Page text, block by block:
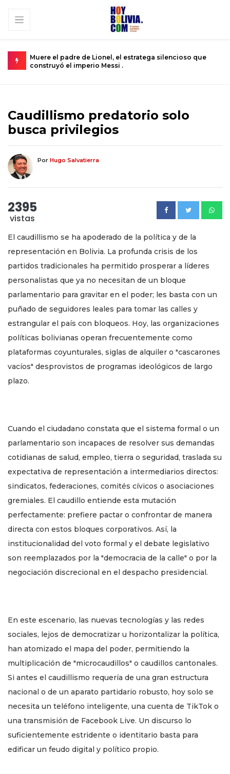
que
Urkupiña: El valle donde la piedra brota milagros y la
se convierte en realidad .
Caudillismo predatorio solo
busca privilegios
Por Hugo Salvatierra
2395
vistas
El caudillismo se ha apoderado de la política y de la
representación en Bolivia. La profunda crisis de los
partidos tradicionales ha permitido prosperar a líderes
personalistas que ya no necesitan de un bloque
parlamentario para gravitar en el poder; les basta con un
puñado de seguidores leales para tomar las calles y
estrangular el país con bloqueos. Hoy, las organizaciones
políticas bolivianas operan frecuentemente como
plataformas coyunturales, siglas de alquiler o "cascarones
vacíos" desprovistos de programas ideológicos de largo
plazo.
Cuando el ciudadano constata que el sistema formal o un
parlamentario son incapaces de resolver sus demandas
cotidianas de salud, empleo, tierra o seguridad, traslada su
expectativa de representación a intermediarios directos:
sindicatos, federaciones, comités cívicos o asociaciones
gremiales. El caudillo entiende esta mutación
perfectamente: prefiere pactar o confrontar de manera
directa con estos bloques corporativos. Así, la
institucionalidad del voto formal y el debate legislativo
son reemplazados por la "democracia de la calle" o por la
negociación discrecional en el despacho presidencial.
En este escenario, las nuevas tecnologías y las redes
sociales, lejos de democratizar u horizontalizar la política,
han atomizado el mapa del poder, permitiendo la
multiplicación de "microcaudillos" o caudillos cantonales.
Si antes el caudillismo requería de una gran estructura
nacional o de un aparato partidario robusto, hoy solo se
necesita un teléfono inteligente, una cuenta de TikTok o
una transmisión de Facebook Live. Un discurso lo
suficientemente estridente o identitario basta para
edificar un feudo digital y político propio.